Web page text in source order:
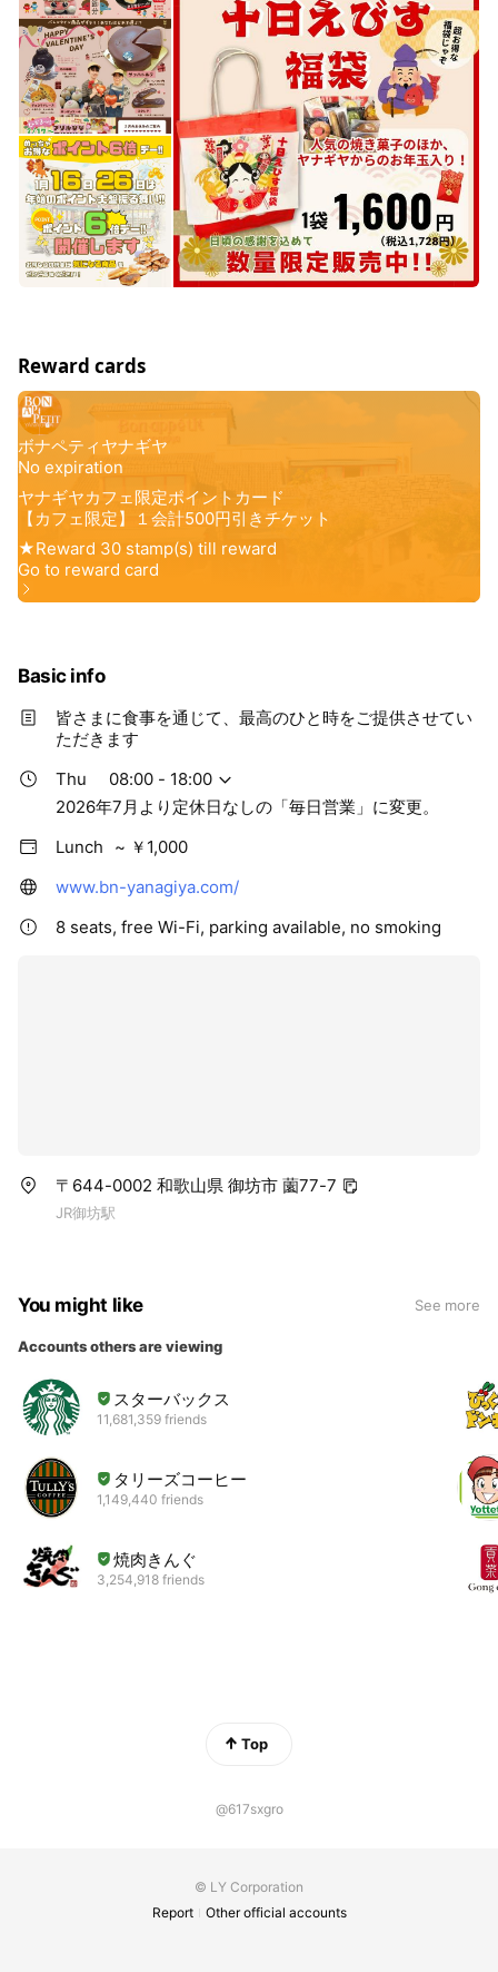
Reward cards
Basic info
皆さまに食事を通じて、最高のひと時をご提供させてい
ただきます
Thu
08:00 - 18:00
2026年7月より定休日なしの「毎日営業」に変更。
Lunch
~ ￥1,000
www.bn-yanagiya.com/
8 seats, free Wi-Fi, parking available, no smoking
〒644-0002 和歌山県 御坊市 薗77-7
JR御坊駅
You might like See more
Accounts others are viewing
スターバックス
11,681,359 friends
タリーズコーヒー
1,149,440 friends
焼肉きんぐ
3,254,918 friends
Top
@617sxgro
© LY Corporation
Report
Other official accounts